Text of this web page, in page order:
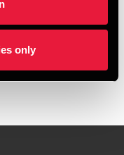
only
BDO nyheder og
the download.